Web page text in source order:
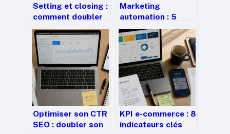
Setting et closing :
comment doubler
vos ventes en
segmentant votre
cycle commercial ?
Marketing
automation : 5
scénarios concrets
pour augmenter
vos ventes de
14,5%
Optimiser son CTR
SEO : doubler son
KPI e-commerce : 8
indicateurs clés